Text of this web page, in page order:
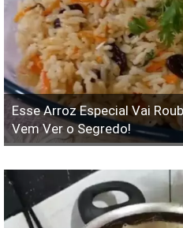
Esse Arroz Especial Vai
Vem Ver o Segredo!